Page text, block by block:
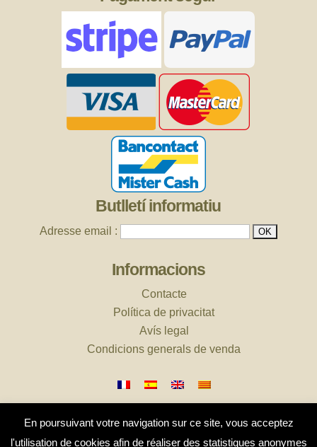
Butlletí informatiu
Adresse email :
Informacions
Contacte
Política de privacitat
Avís legal
Condicions generals de venda
En poursuivant votre navigation sur ce site, vous acceptez
l'utilisation de cookies afin de réaliser des statistiques anonymes